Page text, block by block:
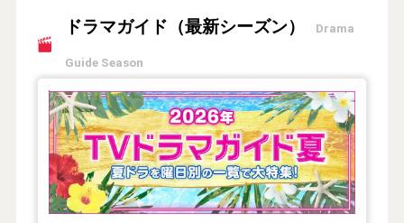
ドラマガイド（最新シーズン） Drama
Guide Season
【2026年夏】TVドラマガイド